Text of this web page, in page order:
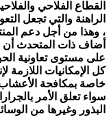
القطاع الفلاحي
الراهنة والتي تجعل
، وهذا من أجل دعم
أضاف ذات المتحدث
على مستوى تعاونية
كل الإمكانيات اللازمة
خاصة بمكافحة الأعشاب
سواء تعلق الأمر
البذور وغيرها من